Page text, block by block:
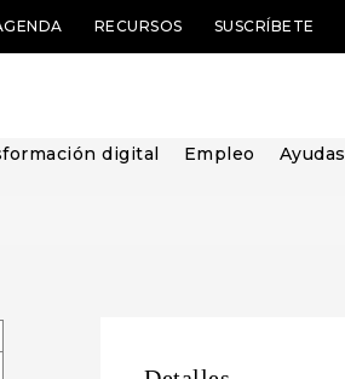
RECURSOS SUSCRÍBETE
digital Empleo Ayudas